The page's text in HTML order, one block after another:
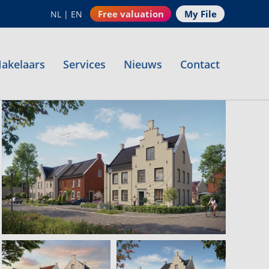
NL | EN Free valuation My File
Services Nieuws Contact